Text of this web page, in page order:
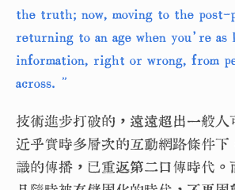
the truth; now, moving to the post-
returning to an age when you’re
information, right or wrong, from
across. ”
技術進步打破的，遠遠超出一般人
近乎實時多層次的互動網路條件下
識的傳播，已重返第二口傳時代。